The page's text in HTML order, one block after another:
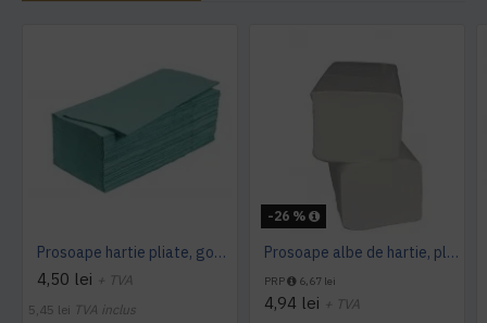
Prosoape hartie pliate, gofrate, verzi, 25 x 23 cm, V fold, 1 strat, AQAS, 250 buc/pachet
4,50 lei + TVA
5,45 lei TVA inclus
-26 %
Prosoape albe de hartie, pliate V fold, 25 x 23 cm, in 2 straturi, 160 buc/pachet, 20 pac/bax, AQAS
PRP 6,67 lei
4,94 lei + TVA